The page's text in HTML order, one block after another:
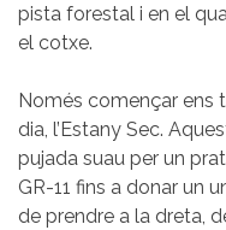
pista forestal i en el
el cotxe.
Només començar ens
dia, l’Estany Sec.
pujada suau per un
GR-11 fins a donar un
de prendre a la dreta,